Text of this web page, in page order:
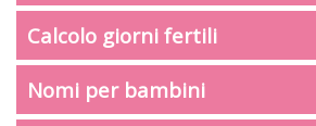
Calcolo giorni fertili
Nomi per bambini